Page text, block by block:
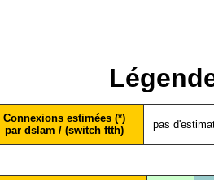
Connexions estimées (*)
par dslam / (switch ftth)
pas